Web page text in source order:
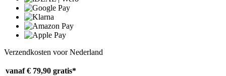
Verzendkosten voor Nederland
vanaf € 79,90 gratis*